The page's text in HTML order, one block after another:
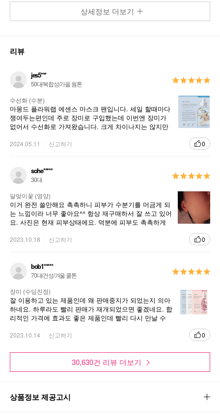
상세정보 더보기
리뷰
jes5***
50대/복합성/가을 웜톤
수선화 (수분)
마몽드 플라워랩 에센스 마스크 팬입니다. 세일 할때마다
쟁여두는편인데 주로 장미로 구입했는데 이번엔 장미가
없어서 수선화로 가져왔습니다. 크게 차이나지는 않지만
다
2024.05.11 신고하기 0
sohe*****
30대
달맞이꽃 (영양)
이거 완전 쓸만해요 촉촉하니 피부가 수분기를 머금게 되
는 느낌이라 너무 좋아요^^ 항상 재구매하서 잘 쓰고 있어
요. 사진은 현재 피부상태에요. 덕분에 피부도 촉촉하게
2023.10.18 신고하기 0
bob1*****
70대/건성/겨울 쿨톤
장미 (수딩진정)
잘 이용하고 있는 제품인데 왜 판매중지가 되었는지 의아
하네요. 하루라도 빨리 판매가 재개되었으면 좋겠네요. 합
리적인 가격에 효과도 좋은 제품인데 빨리 다시 만날 수
2023.10.14 신고하기 0
30,630건 리뷰 더보기
상품정보 제공고시